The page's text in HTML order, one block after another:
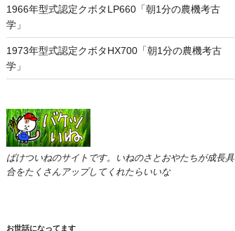
1966年型式認定クボタLP660「朝1分の農機考古
学」
1973年型式認定クボタHX700「朝1分の農機考古
学」
ばけついねのサイトです。いねのさとおやたちが成長具
合をたくさんアップしてくれたらいいな
お世話になってます